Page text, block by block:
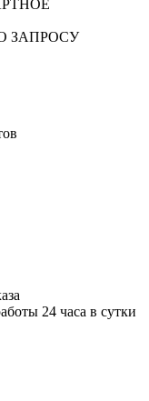
ЗАПРОСУ
24 часа в сутки